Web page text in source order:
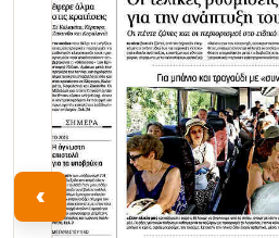
‹